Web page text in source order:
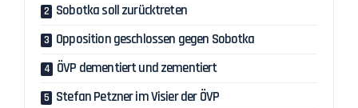
Sobotka soll zurücktreten
Opposition geschlossen gegen Sobotka
ÖVP dementiert und zementiert
Stefan Petzner im Visier der ÖVP